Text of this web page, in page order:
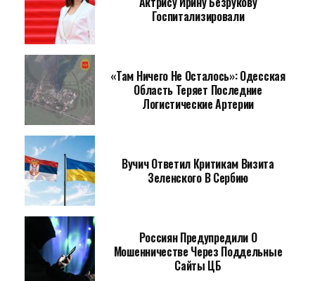
Госпитализировали
«Там Ничего Не Осталось»: Одесская
Область Теряет Последние
Логистические Артерии
Вучич Ответил Критикам Визита
Зеленского В Сербию
Россиян Предупредили О
Мошенничестве Через Поддельные
Сайты ЦБ